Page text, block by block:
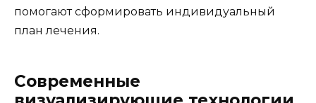
помогают сформировать индивидуальный
план лечения.
Современные